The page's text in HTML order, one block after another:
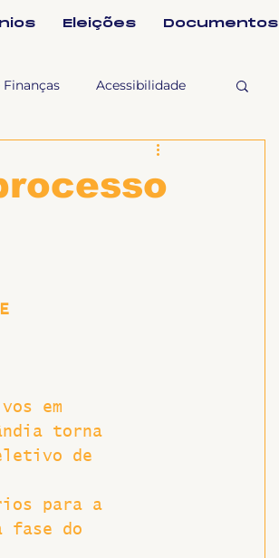
Eleições Documentos
Acessibilidade
em
torna
de
para a
fase do